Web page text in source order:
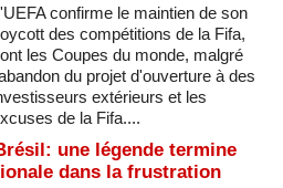
confirme le maintien de son
des compétitions de la Fifa,
les Coupes du monde, malgré
du projet d'ouverture à des
extérieurs et les
de la Fifa....
une légende termine
dans la frustration